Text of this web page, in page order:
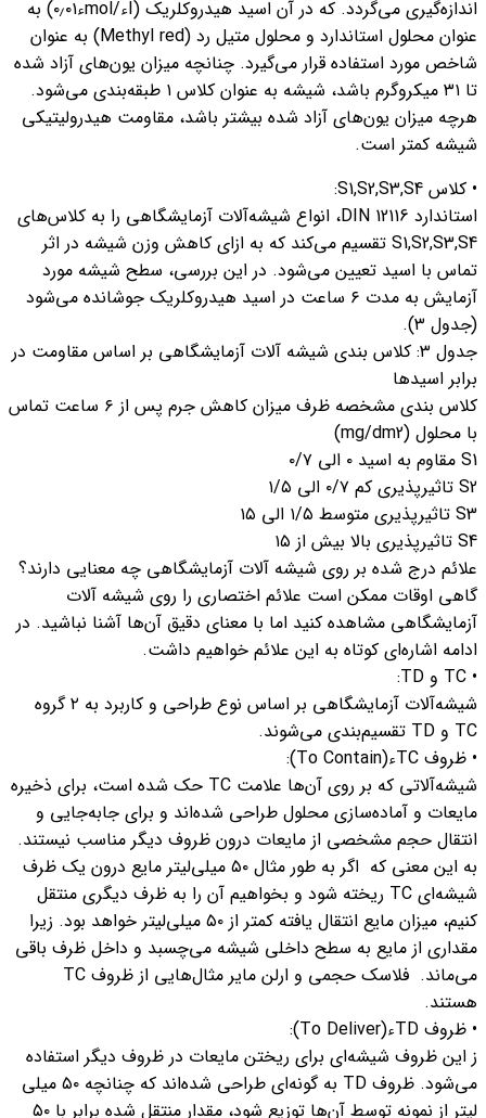
اندازه‌گیری می‌گردد. که در آن اسید هیدروکلریک (Iء/molء۰٫۰۱) به
عنوان محلول استاندارد و محلول متیل رد (Methyl red) به عنوان
شاخص مورد استفاده قرار می‌گیرد. چنانچه میزان یون‌های آزاد شده
تا ۳۱ میکروگرم باشد، شیشه به عنوان کلاس ۱ طبقه‌بندی می‌شود.
هرچه میزان یون‌های آزاد شده بیشتر باشد، مقاومت هیدرولیتیکی
شیشه کمتر است.
• کلاس S1,S2,S3,S4:
استاندارد DIN 12116، انواع شیشه‌آلات آزمایشگاهی را به کلاس‌های
S1,S2,S3,S4 تقسیم می‌کند که به ازای کاهش وزن شیشه در اثر
تماس با اسید تعیین می‌‌شود. در این بررسی، سطح شیشه مورد
آزمایش به مدت ۶ ساعت در اسید هیدروکلریک جوشانده می‌شود
(جدول ۳).
جدول ۳: کلاس بندی شیشه آلات آزمایشگاهی بر اساس مقاومت در
برابر اسیدها
کلاس بندی مشخصه ظرف میزان کاهش جرم پس از ۶ ساعت تماس
با محلول (mg/dm2)
S1 مقاوم به اسید ۰ الی ۰/۷
S2 تاثیرپذیری کم ۰/۷ الی ۱/۵
S3 تاثیرپذیری متوسط ۱/۵ الی ۱۵
S4 تاثیرپذیری بالا بیش از ۱۵
علائم درج شده بر روی شیشه آلات آزمایشگاهی چه معنایی دارند؟
گاهی اوقات ممکن است علائم اختصاری را روی شیشه آلات
آزمایشگاهی مشاهده کنید اما با معنای دقیق آن‌ها آشنا نباشید. در
ادامه اشاره‌ای کوتاه به این علائم خواهیم داشت.
• TC و TD:
شیشه‌آلات آزمایشگاهی بر اساس نوع طراحی و کاربرد به ۲ گروه
TC و TD تقسیم‌بندی می‌شوند.
• ظروف TCء(To Contain):
شیشه‌آلاتی که بر روی آن‌ها علامت TC حک شده است، برای ذخیره
مایعات و آماده‌سازی محلول طراحی شده‌اند و برای جابه‌جایی و
انتقال حجم مشخصی از مایعات درون ظروف دیگر مناسب نیستند.
به این معنی که اگر به طور مثال ۵۰ میلی‌لیتر مایع درون یک ظرف
شیشه‌ای TC ریخته شود و بخواهیم آن را به ظرف دیگری منتقل
کنیم، میزان مایع انتقال یافته کمتر از ۵۰ میلی‌لیتر خواهد بود. زیرا
مقداری از مایع به سطح داخلی شیشه می‌چسبد و داخل ظرف باقی
می‌ماند. فلاسک حجمی و ارلن مایر مثال‌هایی از ظروف TC
هستند.
• ظروف TDء(To Deliver):
ز این ظروف شیشه‌ای برای ریختن مایعات در ظروف دیگر استفاده
می‌شود. ظروف TD به گونه‌ای طراحی شده‌اند که چنانچه ۵۰ میلی
لیتر از نمونه توسط آن‌ها توزیع شود، مقدار منتقل شده برابر با ۵۰